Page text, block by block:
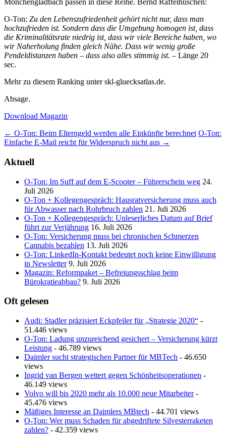
Mönchengladbach passen in diese Reihe. Bernd Raffelhüschen:
O-Ton: Zu den Lebenszufriedenheit gehört nicht nur, dass man
hochzufrieden ist. Sondern dass die Umgebung homogen ist, dass
die Kriminalitätsrate niedrig ist, dass wir viele Bereiche haben, wo
wir Naherholung finden gleich Nähe. Dass wir wenig große
Pendeldistanzen haben – dass also alles stimmig ist. – Länge 20
sec.
Mehr zu diesem Ranking unter skl-gluecksatlas.de.
Absage.
Download Magazin
Post
navigation
← O-Ton: Beim Elterngeld werden alle Einkünfte berechnet O-Ton:
Einfache E-Mail reicht für Widerspruch nicht aus →
Aktuell
O-Ton: Im Suff auf dem E-Scooter – Führerschein weg 24.
Juli 2026
O-Ton + Kollegengespräch: Hausratversicherung muss auch
für Abwasser nach Rohrbruch zahlen 21. Juli 2026
O-Ton + Kollegengespräch: Unleserliches Datum auf Brief
führt zur Verjährung 16. Juli 2026
O-Ton: Versicherung muss bei chronischen Schmerzen
Cannabis bezahlen 13. Juli 2026
O-Ton: LinkedIn-Kontakt bedeutet noch keine Einwilligung
in Newsletter 9. Juli 2026
Magazin: Reformpaket – Befreiungsschlag beim
Bürokratieabbau? 9. Juli 2026
Oft gelesen
Audi: Stadler präzisiert Eckpfeiler für „Strategie 2020“ -
51.446 views
O-Ton: Ladung unzureichend gesichert – Versicherung kürzt
Leistung - 46.789 views
Daimler sucht strategischen Partner für MBTech - 46.650
views
Ingrid van Bergen wettert gegen Schönheitsoperationen -
46.149 views
Volvo will bis 2020 mehr als 10.000 neue Mitarbeiter-
45.476 views
Mäßiges Interesse an Daimlers MBtech - 44.701 views
O-Ton: Wer muss Schaden für abgedriftete Silvesterraketen
zahlen? - 42.359 views